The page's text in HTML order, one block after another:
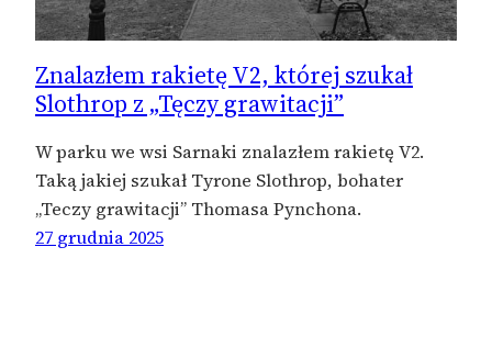
Znalazłem rakietę V2, której szukał
Slothrop z „Tęczy grawitacji”
W parku we wsi Sarnaki znalazłem rakietę V2.
Taką jakiej szukał Tyrone Slothrop, bohater
„Teczy grawitacji” Thomasa Pynchona.
27 grudnia 2025